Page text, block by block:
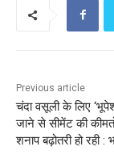
Previous article
चंदा वसूली के लिए
जाने से सीमेंट की
शनाप बढ़ोतरी हो रही :